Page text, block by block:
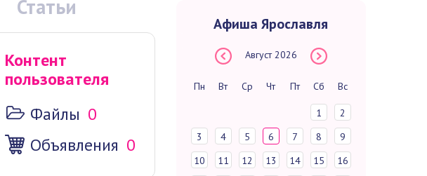
Статьи
Контент
пользователя
Файлы 0
Объявления 0
Афиша Ярославля
Август 2026
Пн Вт Ср Чт Пт Сб Вс
1
2
3
4 5 6 7 8
9
10
11 12 13 14 15
16